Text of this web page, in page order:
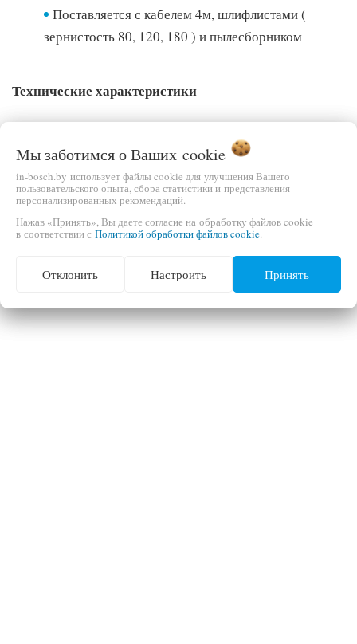
Поставляется с кабелем 4м, шлифлистами (
зернистость 80, 120, 180 ) и пылесборником
Технические характеристики
Мы заботимся о Ваших cookie
in-bosch.by использует файлы cookie для улучшения Вашего
пользовательского опыта, сбора статистики и представления
персонализированных рекомендаций.
Нажав «Принять», Вы даете согласие на обработку файлов cookie
в соответствии с Политикой обработки файлов cookie.
Отклонить Настроить Принять